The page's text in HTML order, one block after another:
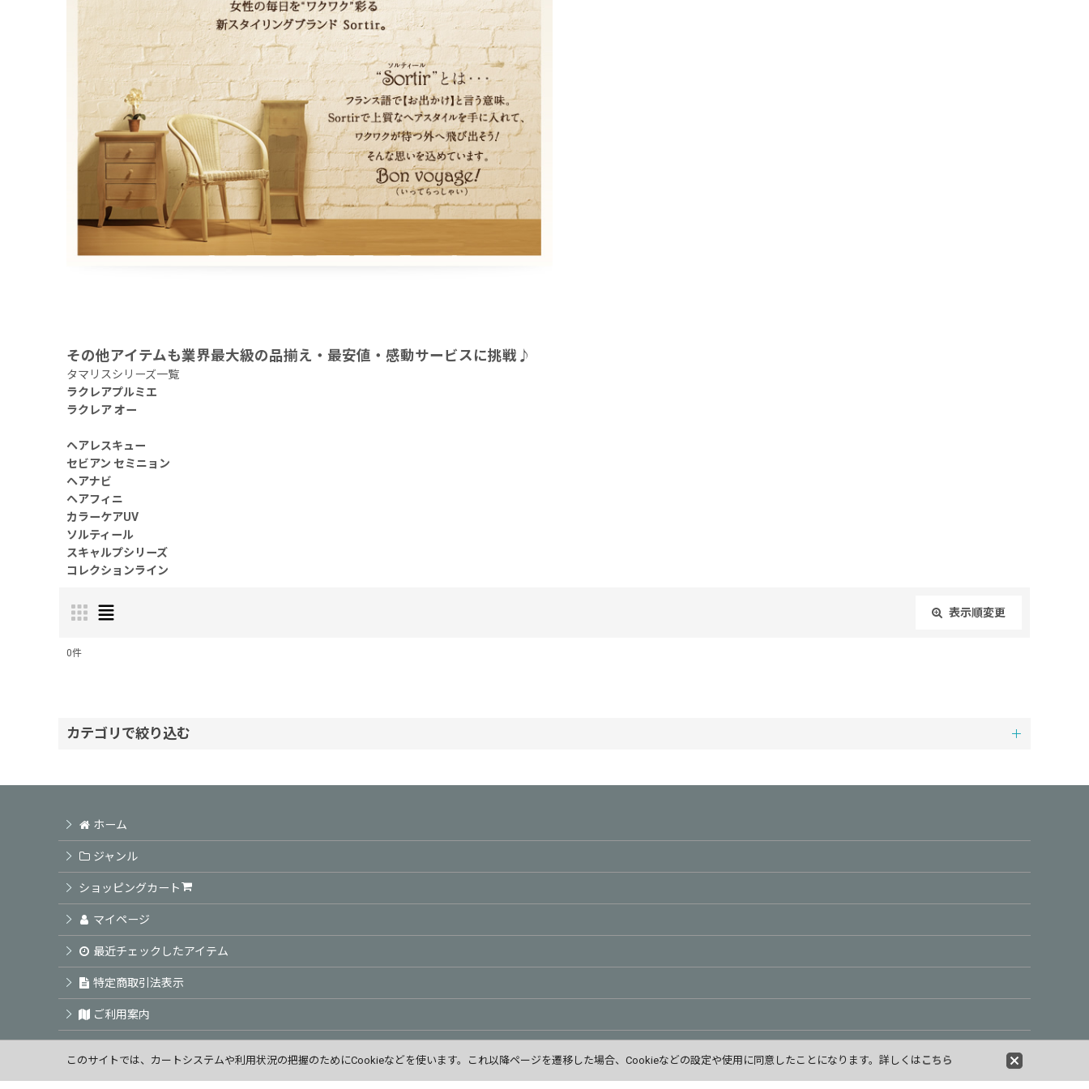
その他アイテムも業界最大級の品揃え・最安値・感動サービスに挑戦♪
タマリスシリーズ一覧
ラクレアプルミエ
ラクレア オー
ヘアレスキュー
セビアン セミニョン
ヘアナビ
ヘアフィニ
カラーケアUV
ソルティール
スキャルプシリーズ
コレクションライン
表示順変更
並び順 :
0件
カテゴリで絞り込む
ヘアレスキュー
セビアン セミニョン
ヘアナビ
ヘアフィニ
カラーケアUV
ホーム
ジャンル
ショッピングカート
マイページ
最近チェックしたアイテム
特定商取引法表示
ご利用案内
このサイトでは、カートシステムや利用状況の把握のためにCookieなどを使います。これ以降ページを遷移した場合、Cookieなどの設定や使用に同意したことになります。詳しくは こちら